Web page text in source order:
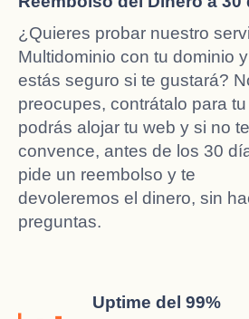
¿Quieres probar nuestro
Multidominio con tu dominio
estás seguro si te gustará?
preocupes, contrátalo para tu
podrás alojar tu web y si no te
convence, antes de los 30
pide un reembolso y te
devoleremos el dinero, sin
preguntas.
Uptime del 99%